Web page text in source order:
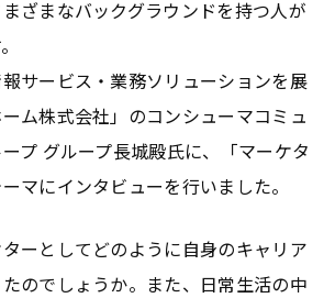
ざまなバックグラウンドを持つ人が
サービス・業務ソリューションを展
ム株式会社」のコンシューマコミュ
プ グループ長城殿氏に、「マーケタ
マにインタビューを行いました。
ーとしてどのように自身のキャリア
のでしょうか。また、日常生活の中